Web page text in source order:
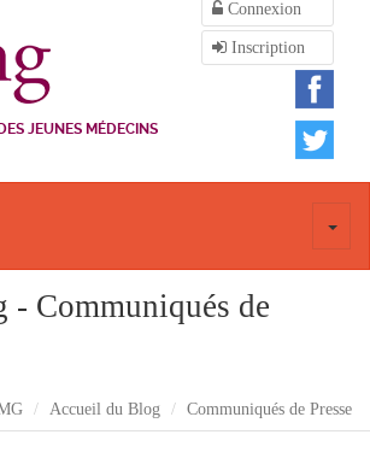
Connexion
Inscription
JEUNES MÉDECINS
Toggle
- Communiqués de
Accueil du Blog Communiqués de Presse